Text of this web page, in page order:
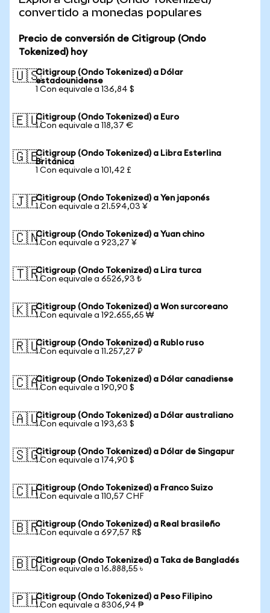
convertido a monedas populares
Precio de conversión de Citigroup (Ondo
Tokenized) hoy
🇺🇸Citigroup (Ondo Tokenized) a Dólar
estadounidense
1 Con equivale a 136,84 $
🇪🇺Citigroup (Ondo Tokenized) a Euro
1 Con equivale a 118,37 €
🇬🇧Citigroup (Ondo Tokenized) a Libra Esterlina
Británica
1 Con equivale a 101,42 £
🇯🇵Citigroup (Ondo Tokenized) a Yen japonés
1 Con equivale a 21.594,03 ¥
🇨🇳Citigroup (Ondo Tokenized) a Yuan chino
1 Con equivale a 923,27 ¥
🇹🇷Citigroup (Ondo Tokenized) a Lira turca
1 Con equivale a 6526,93 ₺
🇰🇷Citigroup (Ondo Tokenized) a Won surcoreano
1 Con equivale a 192.655,65 ₩
🇷🇺Citigroup (Ondo Tokenized) a Rublo ruso
1 Con equivale a 11.257,27 ₽
🇨🇦Citigroup (Ondo Tokenized) a Dólar canadiense
1 Con equivale a 190,90 $
🇦🇺Citigroup (Ondo Tokenized) a Dólar australiano
1 Con equivale a 193,63 $
🇸🇬Citigroup (Ondo Tokenized) a Dólar de Singapur
1 Con equivale a 174,90 $
🇨🇭Citigroup (Ondo Tokenized) a Franco Suizo
1 Con equivale a 110,57 CHF
🇧🇷Citigroup (Ondo Tokenized) a Real brasileño
1 Con equivale a 697,57 R$
🇧🇩Citigroup (Ondo Tokenized) a Taka de Bangladés
1 Con equivale a 16.888,55 ৳
🇵🇭Citigroup (Ondo Tokenized) a Peso Filipino
1 Con equivale a 8306,94 ₱